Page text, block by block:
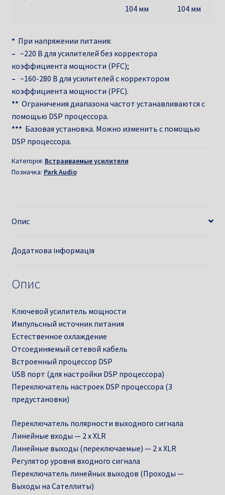
104 мм
104 мм
* При напряжении питания:
– ~220 B для усилителей без корректора
коэффициента мощности (PFC);
– ~160-280 B для усилителей с корректором
коэффициента мощности (PFC).
** Ограничения диапазона частот устанавливаются с
помощью DSP процессора.
*** Базовая установка. Можно изменить с помощью
DSP процессора.
Категорія: Встраиваемые усилители
Позначка: Park Audio
Опис
Додаткова інформація
Опис
Ключевой усилитель мощности
Импульсный источник питания
Естественное охлаждение
Отсоединяемый сетевой кабель
Встроенный процессор DSP
USB порт (для настройки DSP процессора)
Переключатель настроек DSP процессора (3
предустановки)
Переключатель полярности выходного сигнала
Линейные входы — 2 х XLR
Линейные выходы (переключаемые) — 2 х XLR
Регулятор уровня входного сигнала
Переключатель линейных выходов (Проходы —
Выходы на Сателлиты)